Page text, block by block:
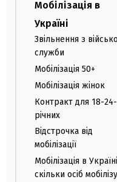
Мобілізація в
Україні
Звільнення з
служби
Мобілізація 50+
Мобілізація жінок
Контракт для 18-24-
річних
Відстрочка від
мобілізації
Мобілізація в
скільки осіб